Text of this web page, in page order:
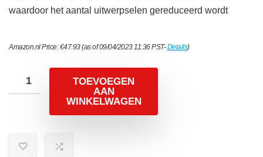
waardoor het aantal uitwerpselen gereduceerd wordt
Amazon.nl Price:€47.93(as of 09/04/2023 11:36 PST-Details)
TOEVOEGEN
AAN
WINKELWAGEN